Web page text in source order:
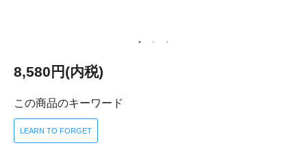
8,580円(内税)
この商品のキーワード
LEARN TO FORGET